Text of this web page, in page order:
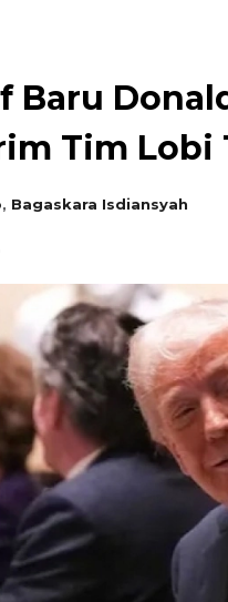
Baru
Tim
, Bagaskara Isdiansyah